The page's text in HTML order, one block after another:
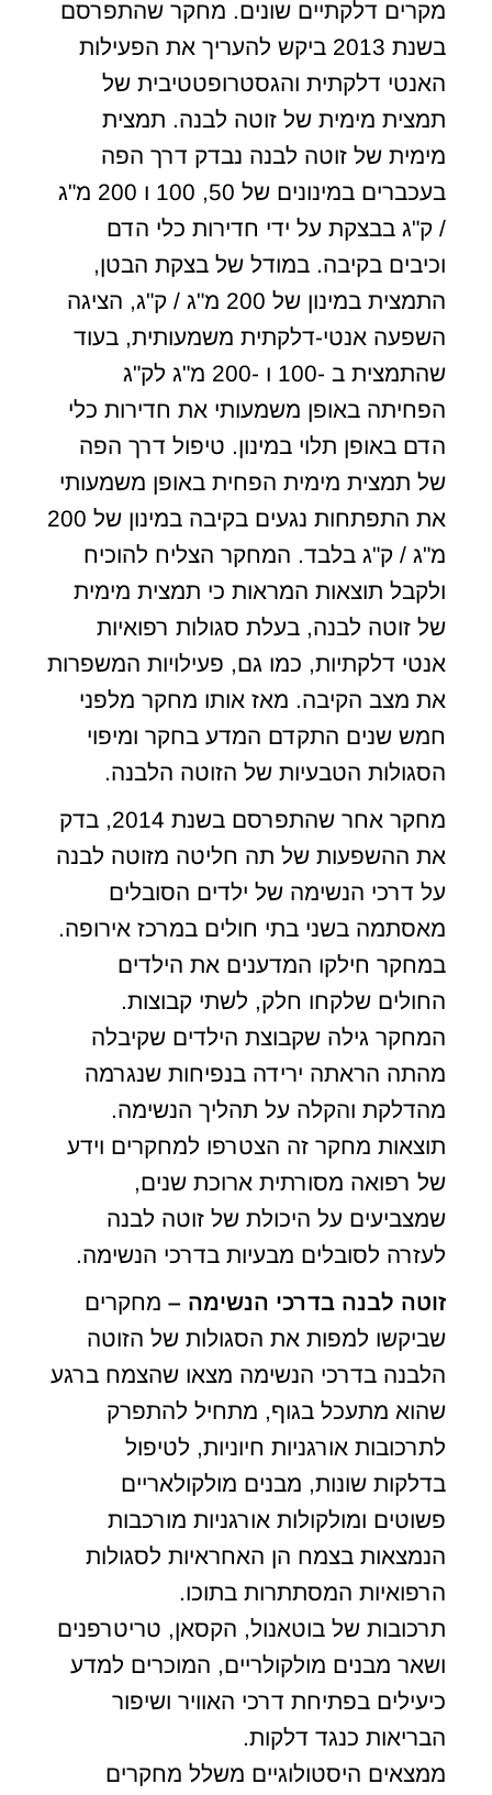
מקרים דלקתיים שונים. מחקר שהתפרסם
בשנת 2013 ביקש להעריך את הפעילות
האנטי דלקתית והגסטרופטטיבית של
תמצית מימית של זוטה לבנה. תמצית
מימית של זוטה לבנה נבדק דרך הפה
בעכברים במינונים של 50, 100 ו 200 מ"ג
/ ק"ג בבצקת על ידי חדירות כלי הדם
וכיבים בקיבה. במודל של בצקת הבטן,
התמצית במינון של 200 מ"ג / ק"ג, הציגה
השפעה אנטי-דלקתית משמעותית, בעוד
שהתמצית ב -100 ו -200 מ"ג לק"ג
הפחיתה באופן משמעותי את חדירות כלי
הדם באופן תלוי במינון. טיפול דרך הפה
של תמצית מימית הפחית באופן משמעותי
את התפתחות נגעים בקיבה במינון של 200
מ"ג / ק"ג בלבד. המחקר הצליח להוכיח
ולקבל תוצאות המראות כי תמצית מימית
של זוטה לבנה, בעלת סגולות רפואיות
אנטי דלקתיות, כמו גם, פעילויות המשפרות
את מצב הקיבה. מאז אותו מחקר מלפני
חמש שנים התקדם המדע בחקר ומיפוי
הסגולות הטבעיות של הזוטה הלבנה.
מחקר אחר שהתפרסם בשנת 2014, בדק
את ההשפעות של תה חליטה מזוטה לבנה
על דרכי הנשימה של ילדים הסובלים
מאסתמה בשני בתי חולים במרכז אירופה.
במחקר חילקו המדענים את הילדים
החולים שלקחו חלק, לשתי קבוצות.
המחקר גילה שקבוצת הילדים שקיבלה
מהתה הראתה ירידה בנפיחות שנגרמה
מהדלקת והקלה על תהליך הנשימה.
תוצאות מחקר זה הצטרפו למחקרים וידע
של רפואה מסורתית ארוכת שנים,
שמצביעים על היכולת של זוטה לבנה
לעזרה לסובלים מבעיות בדרכי הנשימה.
זוטה לבנה בדרכי הנשימה – מחקרים
שביקשו למפות את הסגולות של הזוטה
הלבנה בדרכי הנשימה מצאו שהצמח ברגע
שהוא מתעכל בגוף, מתחיל להתפרק
לתרכובות אורגניות חיוניות, לטיפול
בדלקות שונות, מבנים מולקולאריים
פשוטים ומולקולות אורגניות מורכבות
הנמצאות בצמח הן האחראיות לסגולות
הרפואיות המסתתרות בתוכו.
תרכובות של בוטאנול, הקסאן, טריטרפנים
ושאר מבנים מולקולריים, המוכרים למדע
כיעילים בפתיחת דרכי האוויר ושיפור
הבריאות כנגד דלקות.
ממצאים היסטולוגיים משלל מחקרים